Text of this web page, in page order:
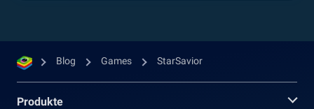
Blog Games StarSavior
Produkte